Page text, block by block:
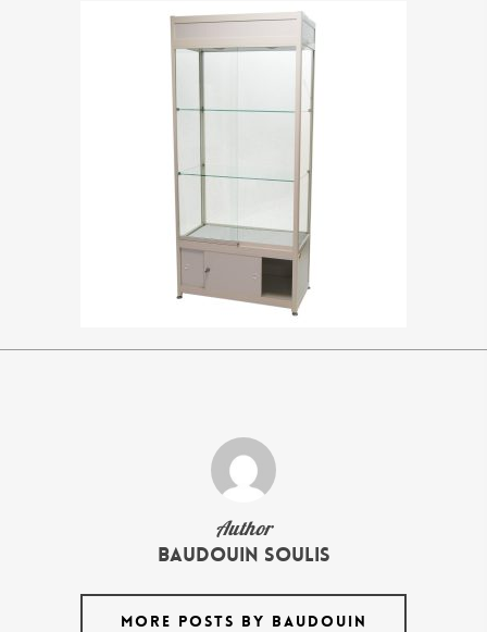
Author
Baudouin Soulis
MORE POSTS BY BAUDOUIN